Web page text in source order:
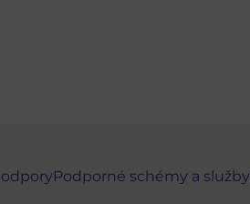
Podporné schémy a služby